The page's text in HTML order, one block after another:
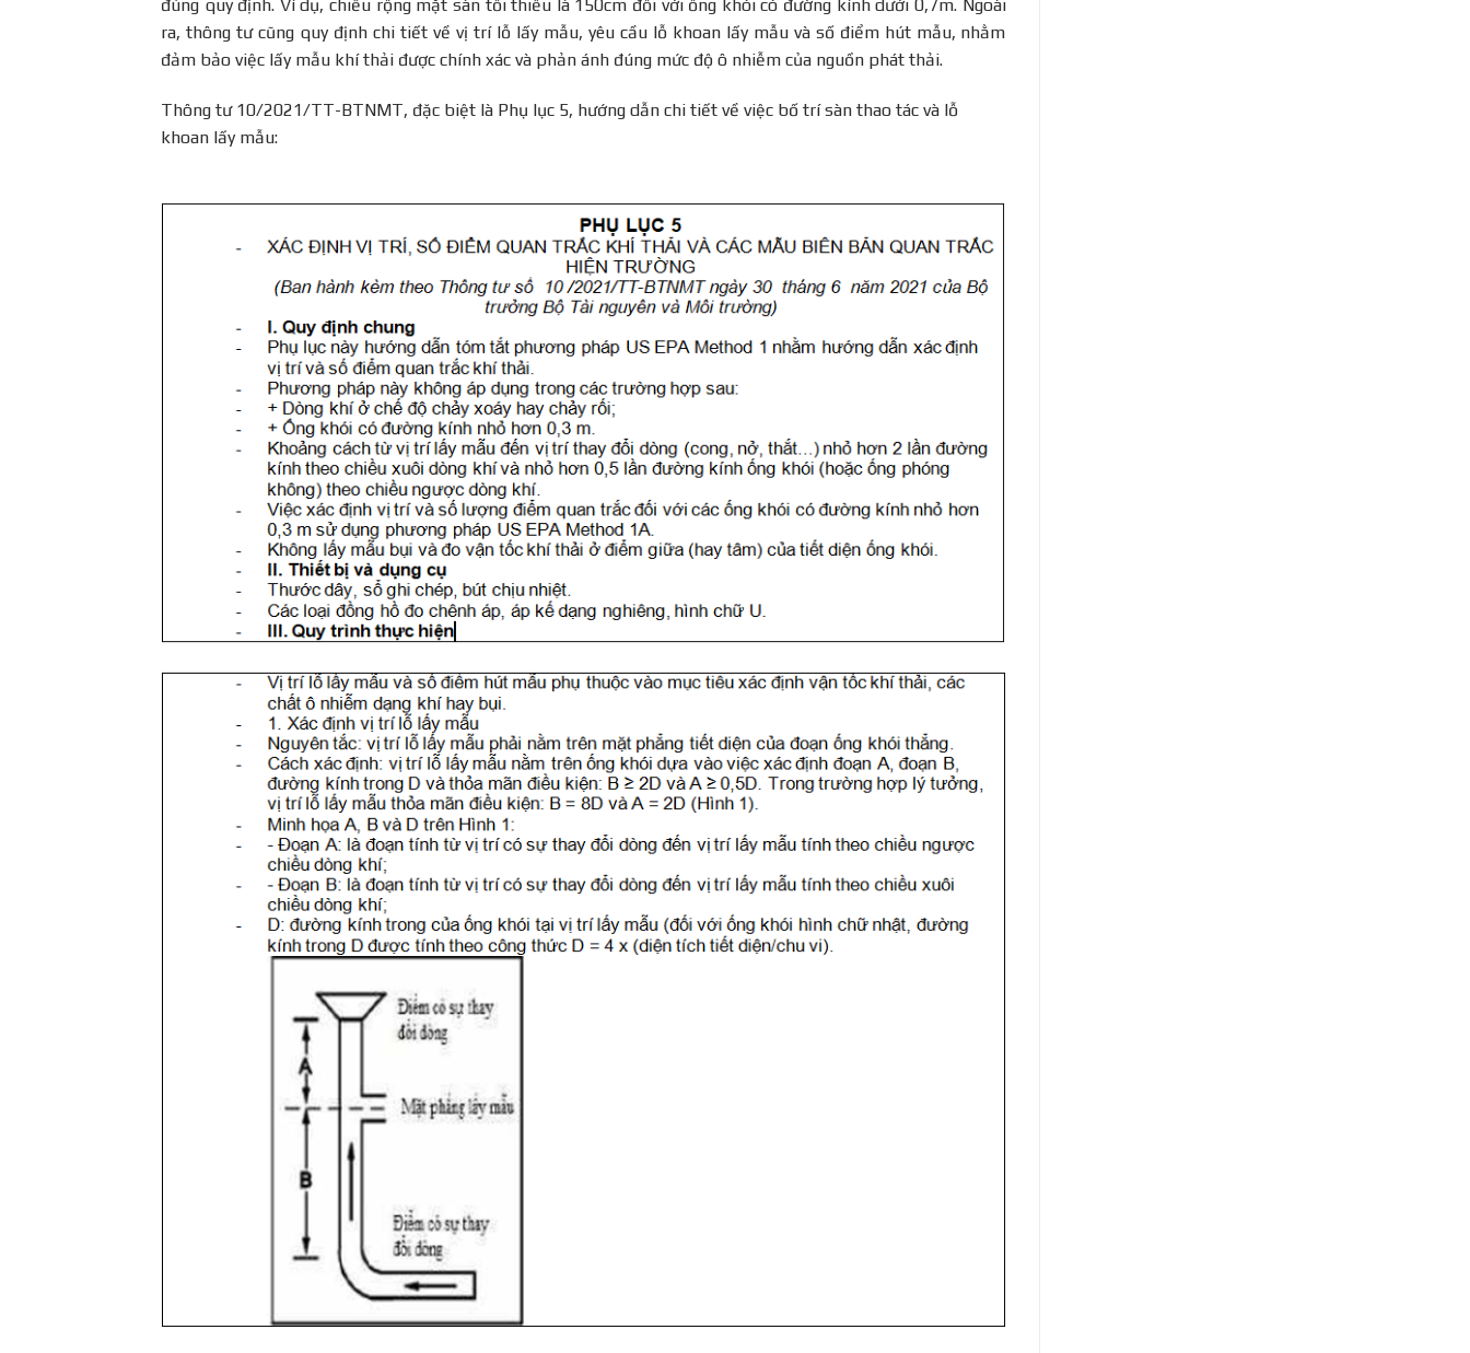
đúng quy định. Ví dụ, chiều rộng mặt sàn tối thiểu là 150cm đối với ống khói có đường kính dưới 0,7m. Ngoài
ra, thông tư cũng quy định chi tiết về vị trí lỗ lấy mẫu, yêu cầu lỗ khoan lấy mẫu và số điểm hút mẫu, nhằm
đảm bảo việc lấy mẫu khí thải được chính xác và phản ánh đúng mức độ ô nhiễm của nguồn phát thải.
Thông tư 10/2021/TT-BTNMT, đặc biệt là Phụ lục 5, hướng dẫn chi tiết về việc bố trí sàn thao tác và lỗ
khoan lấy mẫu: